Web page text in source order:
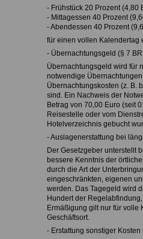
- Frühstück 20 Prozent (4,80
- Mittagessen 40 Prozent
- Abendessen 40 Prozent
für einen vollen Kalendertag
- Übernachtungsgeld (§ 7
Übernachtungsgeld wird für
notwendige
Übernachtungskosten (z. B.
sind. Ein Nachweis der
Betrag von 70,00 Euro (seit
Reisestelle oder vom
Hotelverzeichnis gebucht
- Auslagenerstattung bei
Der Gesetzgeber unterstellt
bessere Kenntnis der
durch die Art der
eingeschränkten, eigenen
werden. Das Tagegeld wird
Hundert der
Ermäßigung gilt nur für volle
Geschäftsort.
- Erstattung sonstiger Kosten